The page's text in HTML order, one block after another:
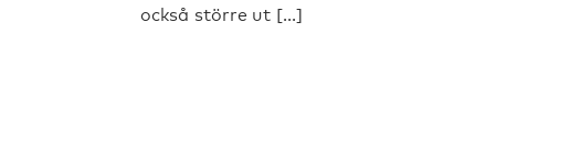
också större ut [...]